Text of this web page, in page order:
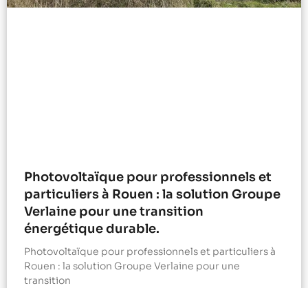
Photovoltaïque pour professionnels et
particuliers à Rouen : la solution Groupe
Verlaine pour une transition
énergétique durable.
Photovoltaïque pour professionnels et particuliers à
Rouen : la solution Groupe Verlaine pour une
transition